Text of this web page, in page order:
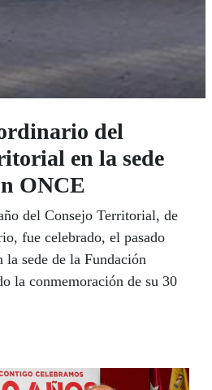
del
en la sede
ONCE
del Consejo Territorial, de
fue celebrado, el pasado
la sede de la Fundación
la conmemoración de su 30